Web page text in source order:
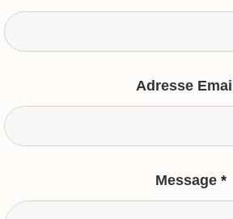
Adresse Email
Message *